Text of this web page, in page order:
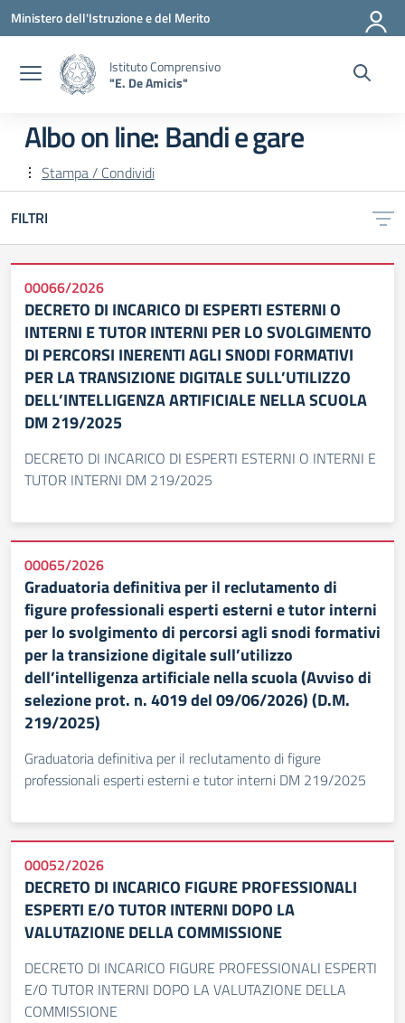
Vai ai contenuti
Vai al menu di navigazione
Vai al footer
Ministero dell'Istruzione e del Merito
Istituto Comprensivo
"E. De Amicis"
Albo on line:Bandi e gare
Stampa / Condividi
FILTRI
00066/2026
DECRETO DI INCARICO DI ESPERTI ESTERNI O
INTERNI E TUTOR INTERNI PER LO SVOLGIMENTO
DI PERCORSI INERENTI AGLI SNODI FORMATIVI
PER LA TRANSIZIONE DIGITALE SULL’UTILIZZO
DELL’INTELLIGENZA ARTIFICIALE NELLA SCUOLA
DM 219/2025
DECRETO DI INCARICO DI ESPERTI ESTERNI O INTERNI E
TUTOR INTERNI DM 219/2025
00065/2026
Graduatoria definitiva per il reclutamento di
figure professionali esperti esterni e tutor interni
per lo svolgimento di percorsi agli snodi formativi
per la transizione digitale sull’utilizzo
dell’intelligenza artificiale nella scuola (Avviso di
selezione prot. n. 4019 del 09/06/2026) (D.M.
219/2025)
Graduatoria definitiva per il reclutamento di figure
professionali esperti esterni e tutor interni DM 219/2025
00052/2026
DECRETO DI INCARICO FIGURE PROFESSIONALI
ESPERTI E/O TUTOR INTERNI DOPO LA
VALUTAZIONE DELLA COMMISSIONE
DECRETO DI INCARICO FIGURE PROFESSIONALI ESPERTI
E/O TUTOR INTERNI DOPO LA VALUTAZIONE DELLA
COMMISSIONE